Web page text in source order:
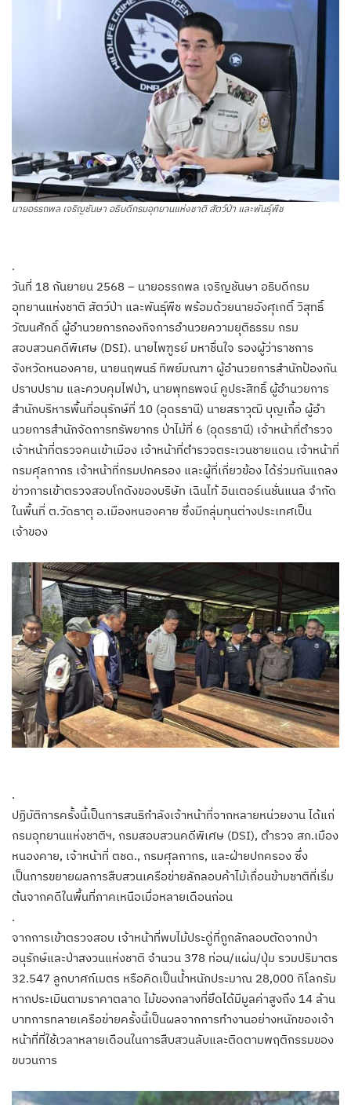
นายอรรถพล เจริญชันษา อธิบดีกรมอุทยานแห่งชาติ สัตว์ป่า และพันธุ์พืช
.
วันที่ 18 กันยายน 2568 – นายอรรถพล เจริญชันษา อธิบดีกรม
อุทยานแห่งชาติ สัตว์ป่า และพันธุ์พืช พร้อมด้วยนายอังศุเกติ์ วิสุทธิ์
วัฒนศักดิ์ ผู้อำนวยการกองกิจการอำนวยความยุติธรรม กรม
สอบสวนคดีพิเศษ (DSI). นายไพฑูรย์ มหาชื่นใจ รองผู้ว่าราชการ
จังหวัดหนองคาย, นายนฤพนธ์ ทิพย์มณฑา ผู้อำนวยการสำนักป้องกัน
ปราบปราม และควบคุมไฟป่า, นายพุทธพจน์ คูประสิทธิ์ ผู้อำนวยการ
สำนักบริหารพื้นที่อนุรักษ์ที่ 10 (อุดรธานี) นายสราวุฒิ บุญเกื้อ ผู้อํา
นวยการสํานักจัดการทรัพยากร ป่าไม้ที่ 6 (อุดรธานี) เจ้าหน้าที่ตำรวจ
เจ้าหน้าที่ตรวจคนเข้าเมือง เจ้าหน้าที่ตำรวจตระเวนชายแดน เจ้าหน้าที่
กรมศุลกากร เจ้าหน้าที่กรมปกครอง และผู้ที่เกี่ยวข้อง ได้ร่วมกันแถลง
ข่าวการเข้าตรวจสอบโกดังของบริษัท เฉินไท้ อินเตอร์เนชั่นแนล จำกัด
ในพื้นที่ ต.วัดธาตุ อ.เมืองหนองคาย ซึ่งมีกลุ่มทุนต่างประเทศเป็น
เจ้าของ
.
ปฏิบัติการครั้งนี้เป็นการสนธิกำลังเจ้าหน้าที่จากหลายหน่วยงาน ได้แก่
กรมอุทยานแห่งชาติฯ, กรมสอบสวนคดีพิเศษ (DSI), ตำรวจ สภ.เมือง
หนองคาย, เจ้าหน้าที่ ตชด., กรมศุลกากร, และฝ่ายปกครอง ซึ่ง
เป็นการขยายผลการสืบสวนเครือข่ายลักลอบค้าไม้เถื่อนข้ามชาติที่เริ่ม
ต้นจากคดีในพื้นที่ภาคเหนือเมื่อหลายเดือนก่อน
.
จากการเข้าตรวจสอบ เจ้าหน้าที่พบไม้ประดู่ที่ถูกลักลอบตัดจากป่า
อนุรักษ์และป่าสงวนแห่งชาติ จำนวน 378 ท่อน/แผ่น/ปุ่ม รวมปริมาตร
32.547 ลูกบาศก์เมตร หรือคิดเป็นน้ำหนักประมาณ 28,000 กิโลกรัม
หากประเมินตามราคาตลาด ไม้ของกลางที่ยึดได้มีมูลค่าสูงถึง 14 ล้าน
บาทการทลายเครือข่ายครั้งนี้เป็นผลจากการทำงานอย่างหนักของเจ้า
หน้าที่ที่ใช้เวลาหลายเดือนในการสืบสวนลับและติดตามพฤติกรรมของ
ขบวนการ